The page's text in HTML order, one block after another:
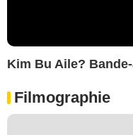
Kim Bu Aile?
Filmographie